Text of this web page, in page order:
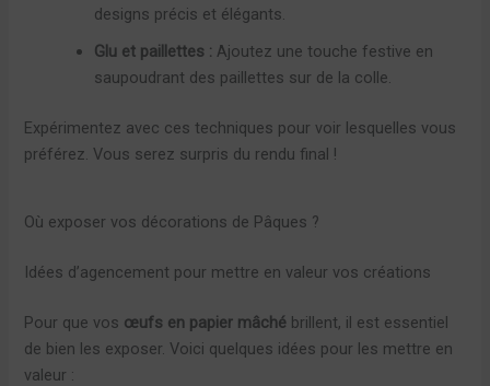
designs précis et élégants.
Glu et paillettes : Ajoutez une touche festive en
saupoudrant des paillettes sur de la colle.
Expérimentez avec ces techniques pour voir lesquelles vous
préférez. Vous serez surpris du rendu final !
Où exposer vos décorations de Pâques ?
Idées d’agencement pour mettre en valeur vos créations
Pour que vos œufs en papier mâché brillent, il est essentiel
de bien les exposer. Voici quelques idées pour les mettre en
valeur :